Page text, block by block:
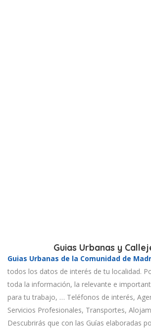
Guias Urbanas y
Guias Urbanas de la Comunidad de
todos los datos de interés de tu localidad.
toda la información, la relevante e
para tu trabajo, … Teléfonos de interés,
Servicios Profesionales, Transportes,
Descubrirás que con las Guías elaboradas